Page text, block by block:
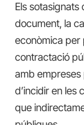
Els sotasignats
document, la
econòmica per
contractació
amb empreses
d’incidir en les
que